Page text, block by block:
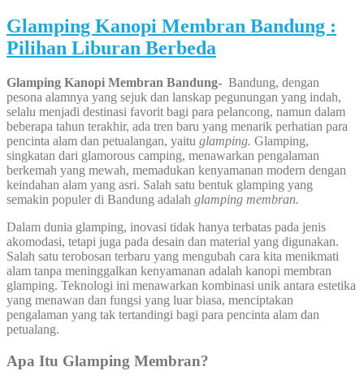
Glamping Kanopi Membran Bandung :
Pilihan Liburan Berbeda
Glamping Kanopi Membran Bandung- Bandung, dengan
pesona alamnya yang sejuk dan lanskap pegunungan yang indah,
selalu menjadi destinasi favorit bagi para pelancong, namun dalam
beberapa tahun terakhir, ada tren baru yang menarik perhatian para
pencinta alam dan petualangan, yaitu glamping. Glamping,
singkatan dari glamorous camping, menawarkan pengalaman
berkemah yang mewah, memadukan kenyamanan modern dengan
keindahan alam yang asri. Salah satu bentuk glamping yang
semakin populer di Bandung adalah glamping membran.
Dalam dunia glamping, inovasi tidak hanya terbatas pada jenis
akomodasi, tetapi juga pada desain dan material yang digunakan.
Salah satu terobosan terbaru yang mengubah cara kita menikmati
alam tanpa meninggalkan kenyamanan adalah kanopi membran
glamping. Teknologi ini menawarkan kombinasi unik antara estetika
yang menawan dan fungsi yang luar biasa, menciptakan
pengalaman yang tak tertandingi bagi para pencinta alam dan
petualang.
Apa Itu Glamping Membran?